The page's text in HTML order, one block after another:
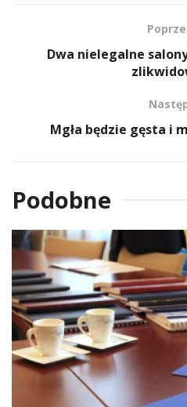
Dwa nielegalne
Mgła będzie gęsta i
Podobne